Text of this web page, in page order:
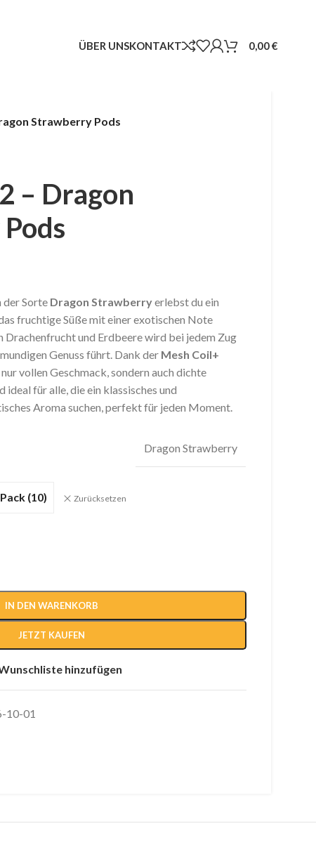
ÜBER UNSKONTAKT 0,00€
Strawberry Pods
– Dragon
der Sorte Dragon Strawberryerlebst du ein
fruchtige Süße mit einer exotischen Note
Drachenfrucht und Erdbeere wird bei jedem Zug
Genuss führt. Dank der Mesh Coil+
vollen Geschmack, sondern auch dichte
ideal für alle, die ein klassisches und
Aroma suchen, perfekt für jeden Moment.
Dragon Strawberry
(10) Zurücksetzen
IN DEN WARENKORB
JETZT KAUFEN
hinzufügen
10-01